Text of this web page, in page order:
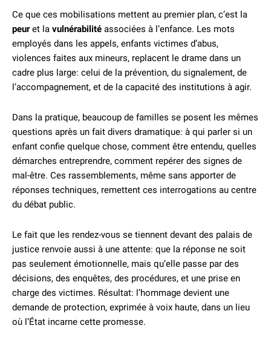
Ce que ces mobilisations mettent au premier plan, c’est la
peuret la vulnérabilité associées à l’enfance. Les mots
employés dans les appels, enfants victimes d’abus,
violences faites aux mineurs, replacent le drame dans un
cadre plus large: celui de la prévention, du signalement, de
l’accompagnement, et de la capacité des institutions à agir.
Dans la pratique, beaucoup de familles se posent les mêmes
questions après un fait divers dramatique: à qui parler si un
enfant confie quelque chose, comment être entendu, quelles
démarches entreprendre, comment repérer des signes de
mal-être. Ces rassemblements, même sans apporter de
réponses techniques, remettent ces interrogations au centre
du débat public.
Le fait que les rendez-vous se tiennent devant des palais de
justice renvoie aussi à une attente: que la réponse ne soit
pas seulement émotionnelle, mais qu’elle passe par des
décisions, des enquêtes, des procédures, et une prise en
charge des victimes. Résultat: l’hommage devient une
demande de protection, exprimée à voix haute, dans un lieu
où l’État incarne cette promesse.